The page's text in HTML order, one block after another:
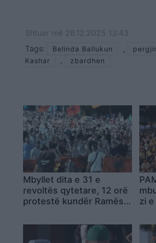
Shtuar më 26.12.2025 13:43
Tags:
Belinda Ballukun ,
Kashar
, zbardhen
Mbyllet dita e 31 e
revoltës qytetare, 12 orë
protestë kundër Ramës
tubimi i 32-të para SPAK
zi